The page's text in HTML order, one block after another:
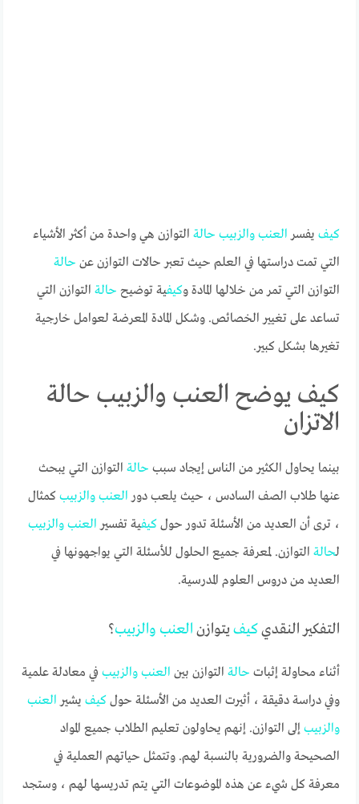
كيف يفسر العنب والزبيب حالة التوازن هي واحدة من أكثر الأشياء
التي تمت دراستها في العلم حيث تعبر حالات التوازن عن حالة
التوازن التي تمر من خلالها المادة وكيفية توضيح حالة التوازن التي
تساعد على تغيير الخصائص. وشكل المادة المعرضة لعوامل خارجية
تغيرها بشكل كبير.
كيف يوضح العنب والزبيب حالة
الاتزان
بينما يحاول الكثير من الناس إيجاد سبب حالة التوازن التي يبحث
عنها طلاب الصف السادس ، حيث يلعب دور العنب والزبيب كمثال
، ترى أن العديد من الأسئلة تدور حولكيفية تفسير العنب والزبيب
لحالة التوازن. لمعرفة جميع الحلول للأسئلة التي يواجهونها في
العديد من دروس العلوم المدرسية.
التفكير النقديكيفيتوازن العنب والزبيب؟
أثناء محاولة إثبات حالة التوازن بين العنب والزبيب في معادلة علمية
وفي دراسة دقيقة ، أثيرت العديد من الأسئلة حولكيف يشير العنب
والزبيب إلى التوازن. إنهم يحاولون تعليم الطلاب جميع المواد
الصحيحة والضرورية بالنسبة لهم. وتتمثل حياتهم العملية في
معرفة كل شيء عن هذه الموضوعات التي يتم تدريسها لهم ، وستجد